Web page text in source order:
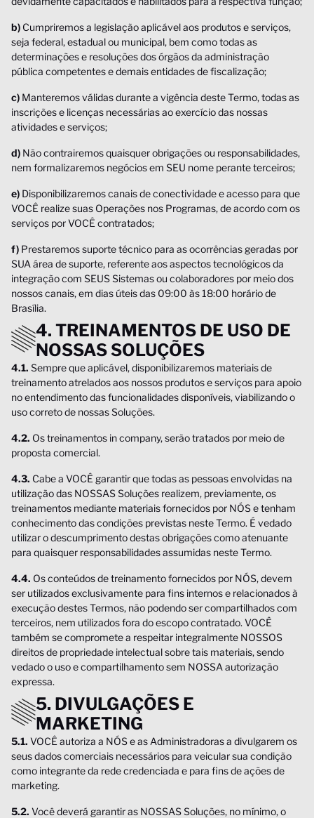
b) Cumpriremos a legislação aplicável aos produtos e serviços,
seja federal, estadual ou municipal, bem como todas as
determinações e resoluções dos órgãos da administração
pública competentes e demais entidades de fiscalização;
c) Manteremos válidas durante a vigência deste Termo, todas as
inscrições e licenças necessárias ao exercício das nossas
atividades e serviços;
d) Não contrairemos quaisquer obrigações ou responsabilidades,
nem formalizaremos negócios em SEU nome perante terceiros;
e) Disponibilizaremos canais de conectividade e acesso para que
VOCÊ realize suas Operações nos Programas, de acordo com os
serviços por VOCÊ contratados;
f) Prestaremos suporte técnico para as ocorrências geradas por
SUA área de suporte, referente aos aspectos tecnológicos da
integração com SEUS Sistemas ou colaboradores por meio dos
nossos canais, em dias úteis das 09:00 às 18:00 horário de
Brasília.
4. TREINAMENTOS DE USO DE
NOSSAS SOLUÇÕES
4.1. Sempre que aplicável, disponibilizaremos materiais de
treinamento atrelados aos nossos produtos e serviços para apoio
no entendimento das funcionalidades disponíveis, viabilizando o
uso correto de nossas Soluções.
4.2. Os treinamentos in company, serão tratados por meio de
proposta comercial.
4.3. Cabe a VOCÊ garantir que todas as pessoas envolvidas na
utilização das NOSSAS Soluções realizem, previamente, os
treinamentos mediante materiais fornecidos por NÓS e tenham
conhecimento das condições previstas neste Termo. É vedado
utilizar o descumprimento destas obrigações como atenuante
para quaisquer responsabilidades assumidas neste Termo.
4.4. Os conteúdos de treinamento fornecidos por NÓS, devem
ser utilizados exclusivamente para fins internos e relacionados à
execução destes Termos, não podendo ser compartilhados com
terceiros, nem utilizados fora do escopo contratado. VOCÊ
também se compromete a respeitar integralmente NOSSOS
direitos de propriedade intelectual sobre tais materiais, sendo
vedado o uso e compartilhamento sem NOSSA autorização
expressa.
5. DIVULGAÇÕES E
MARKETING
5.1. VOCÊ autoriza a NÓS e as Administradoras a divulgarem os
seus dados comerciais necessários para veicular sua condição
como integrante da rede credenciada e para fins de ações de
marketing.
5.2. Você deverá garantir as NOSSAS Soluções, no mínimo, o